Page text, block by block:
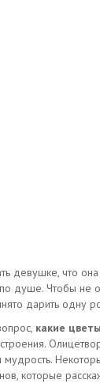
девушке, что
душе. Чтобы не
дарить одну
какие цветы
мудрость.
которые